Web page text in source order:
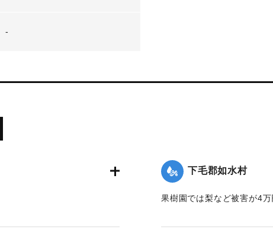
-
下毛郡如水村
果樹園では梨など被害が4